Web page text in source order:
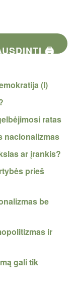
🖨
(I)
ratas
nacionalizmas
ar įrankis?
prieš
be
ir
gali tik